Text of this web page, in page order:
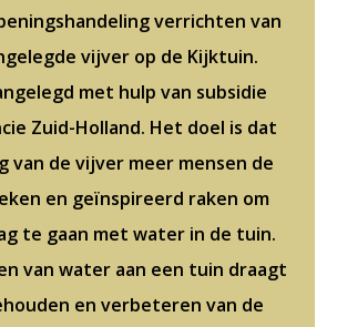
verrichten van
vijver op de Kijktuin.
met hulp van subsidie
Zuid-Holland. Het doel is dat
van de vijver meer mensen de
en geïnspireerd raken om
te gaan met water in de tuin.
van water aan een tuin draagt
en verbeteren van de